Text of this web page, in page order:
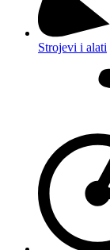
Strojevi i alati